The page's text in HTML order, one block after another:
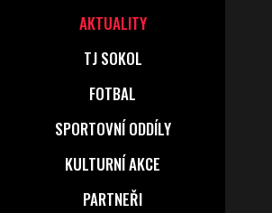
AKTUALITY
TJ SOKOL
FOTBAL
SPORTOVNÍ ODDÍLY
KULTURNÍ AKCE
PARTNEŘI